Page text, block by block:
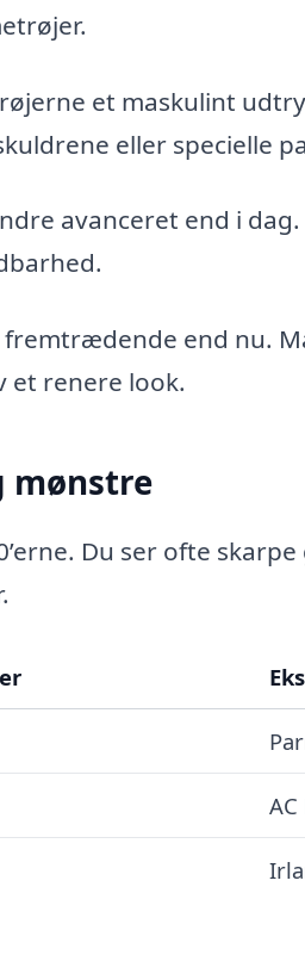
et maskulint
eller specielle
avanceret end i
end nu.
et renere look.
mønstre
Du ser ofte